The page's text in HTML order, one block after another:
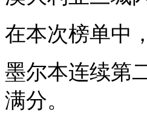
在本次榜单中
墨尔本连续第
满分。